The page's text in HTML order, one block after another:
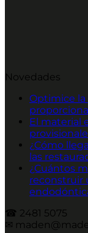
Novedades
Optimice la
El material
¿Cómo
las
¿Cuántos
reconstruir
☎︎ 2481 5075
✉︎